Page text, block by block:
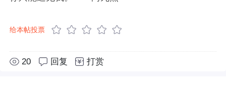
给本帖投票
20 回复 打赏